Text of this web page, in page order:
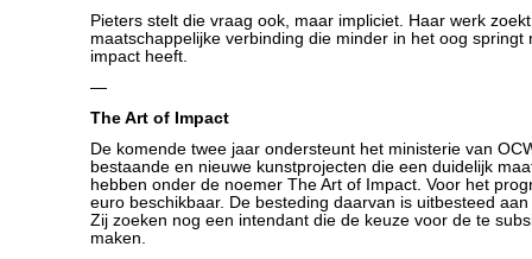
Pieters stelt die vraag ook, maar impliciet. Haar werk
maatschappelijke verbinding die minder in het oog springt
impact heeft.
—
The Art of Impact
De komende twee jaar ondersteunt het ministerie van
bestaande en nieuwe kunstprojecten die een duidelijk
hebben onder de noemer The Art of Impact. Voor het
euro beschikbaar. De besteding daarvan is uitbesteed
Zij zoeken nog een intendant die de keuze voor de te
maken.